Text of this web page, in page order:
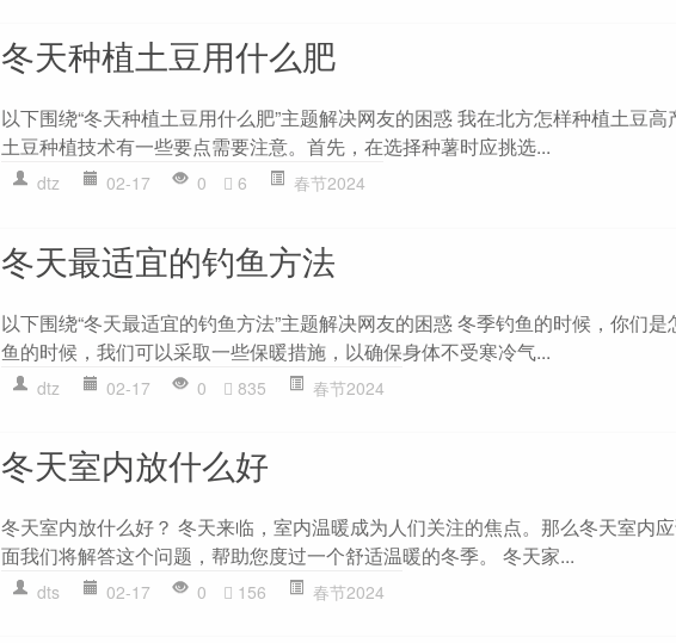
冬天种植土豆用什么肥
以下围绕“冬天种植土豆用什么肥”主题解决网友的困惑 我在北方怎样种植土豆
土豆种植技术有一些要点需要注意。首先，在选择种薯时应挑选...
dtz 02-17 0 6 春节2024
冬天最适宜的钓鱼方法
以下围绕“冬天最适宜的钓鱼方法”主题解决网友的困惑 冬季钓鱼的时候，你们
鱼的时候，我们可以采取一些保暖措施，以确保身体不受寒冷气...
dtz 02-17 0 835 春节2024
冬天室内放什么好
冬天室内放什么好？ 冬天来临，室内温暖成为人们关注的焦点。那么冬天室内
面我们将解答这个问题，帮助您度过一个舒适温暖的冬季。 冬天家...
dts 02-17 0 156 春节2024